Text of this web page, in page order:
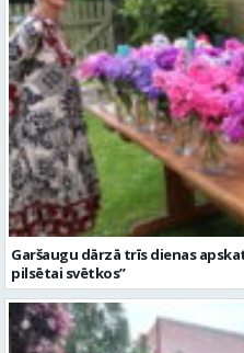
Garšaugu dārzā trīs dienas
pilsētai svētkos”